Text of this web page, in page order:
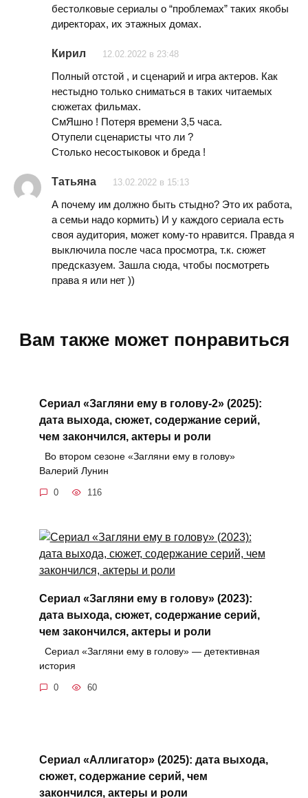
бестолковые сериалы о “проблемах” таких якобы
директорах, их этажных домах.
Кирил 12.02.2022 в 23:48
Полный отстой , и сценарий и игра актеров. Как
нестыдно только сниматься в таких читаемых
сюжетах фильмах.
СмЯшно ! Потеря времени 3,5 часа.
Отупели сценаристы что ли ?
Столько несостыковок и бреда !
Татьяна 13.02.2022 в 15:13
А почему им должно быть стыдно? Это их работа,
а семьи надо кормить) И у каждого сериала есть
своя аудитория, может кому-то нравится. Правда я
выключила после часа просмотра, т.к. сюжет
предсказуем. Зашла сюда, чтобы посмотреть
права я или нет ))
Вам также может понравиться
Сериал «Загляни ему в голову-2» (2025):
дата выхода, сюжет, содержание серий,
чем закончился, актеры и роли
Во втором сезоне «Загляни ему в голову»
Валерий Лунин
0 116
Сериал «Загляни ему в голову» (2023):
дата выхода, сюжет, содержание серий,
чем закончился, актеры и роли
Сериал «Загляни ему в голову» — детективная
история
0 60
Сериал «Аллигатор» (2025): дата выхода,
сюжет, содержание серий, чем
закончился, актеры и роли